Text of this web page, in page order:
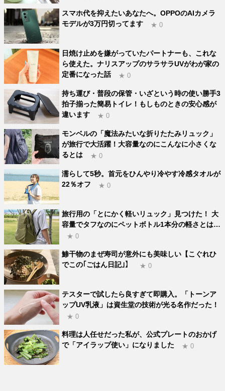
スマホ代を抑えたいあなたへ。OPPOのAIカメラ
モデルが3万円切ってます
★ 0
日焼け止めを嫌がっていたパートナーも、これな
ら使えた。ナリスアップのサラサラUVがわが家の
定番になった話
★ 0
持ち運び・普段の保管・いざという時の使い勝手3
拍子揃った簡易トイレ！もしものときの安心感が
違います
★ 0
モンベルの「魔法みたいな折りたたみリュック」
が旅行で大活躍！大容量なのにこんなに小さくな
るとは
★ 0
濡らして5秒。首元をひんやり冷やす冷感タオルが
22％オフ
★ 0
旅行用の「とにかく軽いリュック」見つけた！ 大
容量でタフなのにペットボトル1本分の軽さとは…
★ 0
鯵干物のまぜ寿司が意外にも美味しい【こぐれひ
でこの｢ごはん日記｣】
★ 0
テスターで試したら良すぎて即購入。「トーンア
ップUV乳液」は資生堂の技術が光る名作だった！
★ 0
料理は人任せだった私が、公式プレートのおかげ
で「アイラップ使い」になりました
★ 0